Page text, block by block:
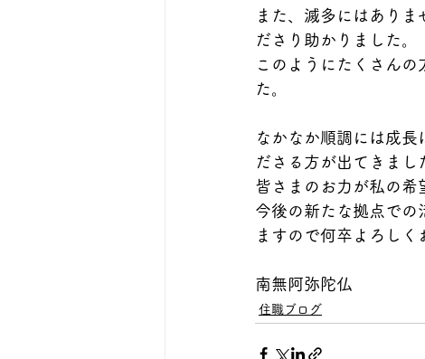
また、滅多にはあり
ださり助かりました。
このようにたくさん
た。
なかなか順調には成長
ださる方が出てきまし
皆さまのお力が私の希
今後の新たな拠点での
ますので何卒よろしく
南無阿弥陀仏
住職ブログ